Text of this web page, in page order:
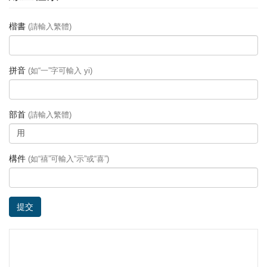
楷書 (請輸入繁體)
拼音 (如“一”字可輸入 yi)
部首 (請輸入繁體)
構件 (如“禧”可輸入“示”或“喜”)
提交